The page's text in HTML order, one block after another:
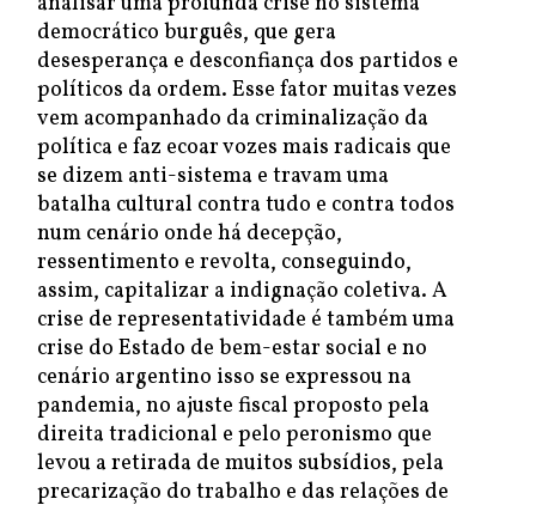
democrático burguês, que gera
desesperança e desconfiança dos partidos e
políticos da ordem. Esse fator muitas vezes
vem acompanhado da criminalização da
política e faz ecoar vozes mais radicais que
se dizem anti-sistema e travam uma
batalha cultural contra tudo e contra todos
num cenário onde há decepção,
ressentimento e revolta, conseguindo,
assim, capitalizar a indignação coletiva. A
crise de representatividade é também uma
crise do Estado de bem-estar social e no
cenário argentino isso se expressou na
pandemia, no ajuste fiscal proposto pela
direita tradicional e pelo peronismo que
levou a retirada de muitos subsídios, pela
precarização do trabalho e das relações de